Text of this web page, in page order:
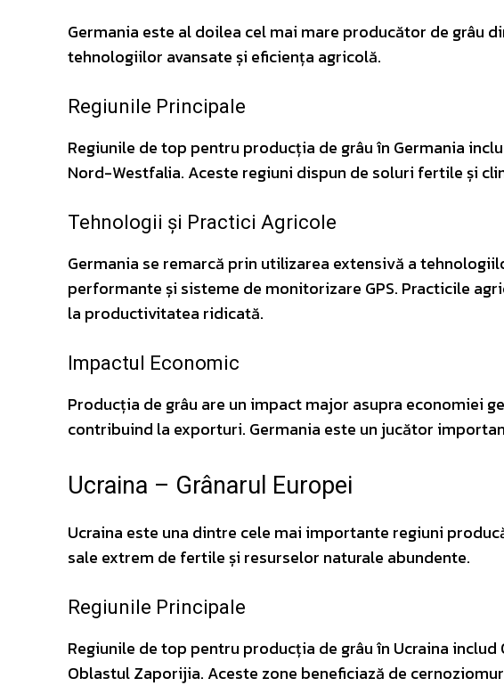
Germania este al doilea cel mai mare producător de grâu
tehnologiilor avansate și eficiența agricolă.
Regiunile Principale
Regiunile de top pentru producția de grâu în Germania
Nord-Westfalia. Aceste regiuni dispun de soluri fertile și
Tehnologii și Practici Agricole
Germania se remarcă prin utilizarea extensivă a
performante și sisteme de monitorizare GPS. Practicile
la productivitatea ridicată.
Impactul Economic
Producția de grâu are un impact major asupra economiei
contribuind la exporturi. Germania este un jucător
Ucraina – Grânarul Europei
Ucraina este una dintre cele mai importante regiuni
sale extrem de fertile și resurselor naturale abundente.
Regiunile Principale
Regiunile de top pentru producția de grâu în Ucraina
Oblastul Zaporijia. Aceste zone beneficiază de